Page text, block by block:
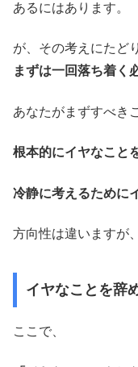
あるにはあります。
が、その考えにたど
まずは一回落ち着く
あなたがまずすべき
根本的にイヤなこと
冷静に考えるために
方向性は違いますが
イヤなことを辞
ここで、